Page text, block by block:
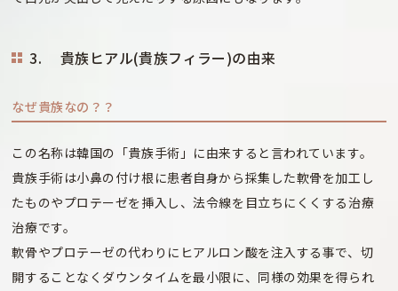
3. 貴族ヒアル(貴族フィラー)の由来
なぜ貴族なの？？
この名称は韓国の「貴族手術」に由来すると言われています。
貴族手術は小鼻の付け根に患者自身から採集した軟骨を加工し
たものやプロテーゼを挿入し、法令線を目立ちにくくする治療
治療です。
軟骨やプロテーゼの代わりにヒアルロン酸を注入する事で、切
開することなくダウンタイムを最小限に、同様の効果を得られ